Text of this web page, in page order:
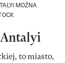
MOŻNA
to miasto,